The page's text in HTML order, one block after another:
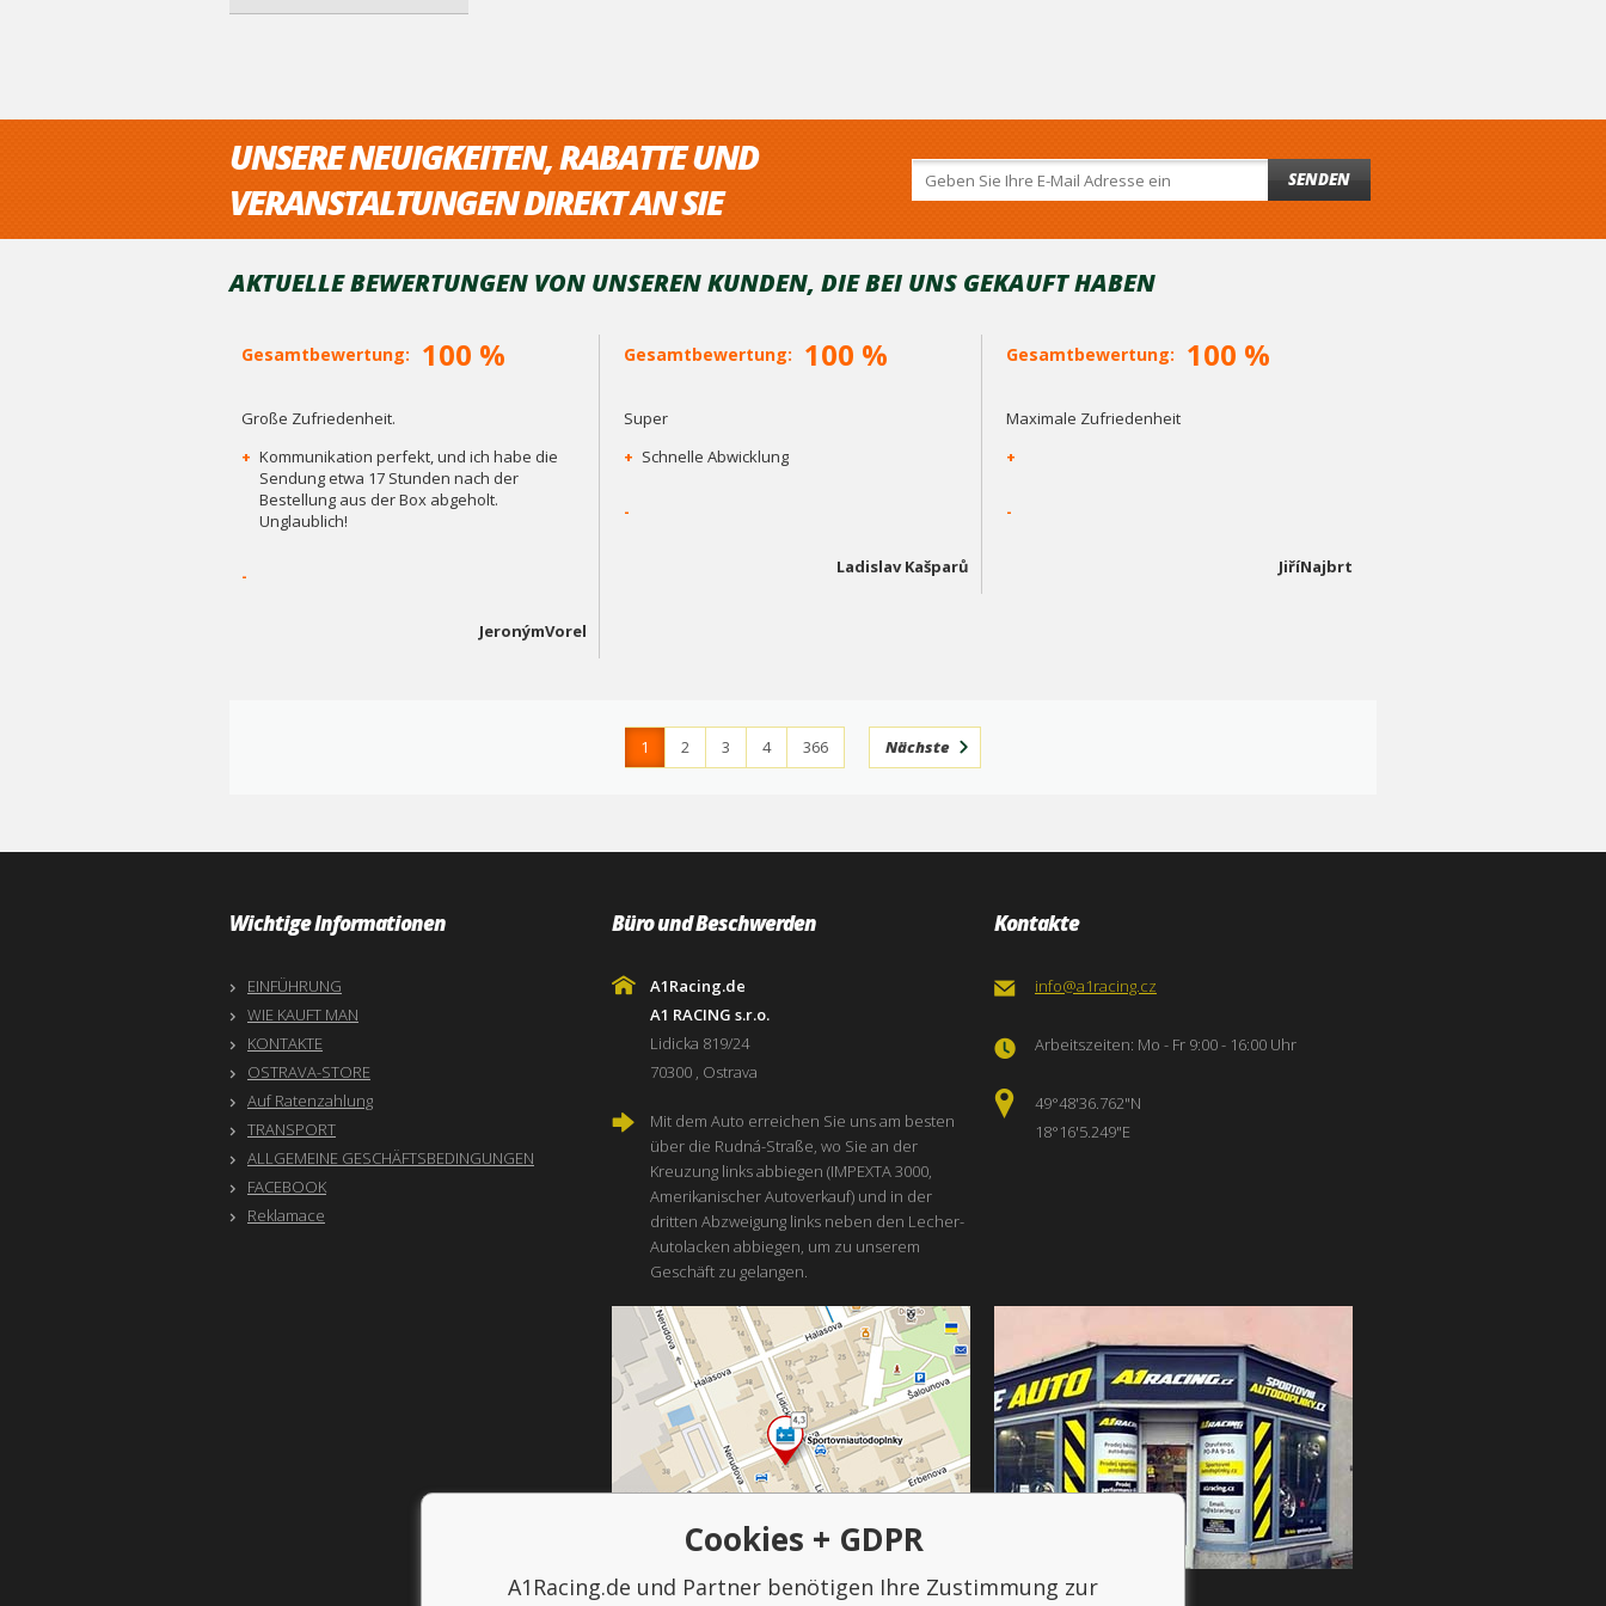
UNSERE NEUIGKEITEN, RABATTE UND
VERANSTALTUNGEN DIREKT AN SIE
SENDEN
AKTUELLE BEWERTUNGEN VON UNSEREN KUNDEN, DIE BEI ​​UNS GEKAUFT HABEN
Gesamtbewertung: 100 %
Große Zufriedenheit.
+ Kommunikation perfekt, und ich habe die
Sendung etwa 17 Stunden nach der
Bestellung aus der Box abgeholt.
Unglaublich!
-
JeronýmVorel
Gesamtbewertung: 100 %
Super
+ Schnelle Abwicklung
-
Ladislav Kašparů
Gesamtbewertung: 100 %
Maximale Zufriedenheit
+
-
JiříNajbrt
1 2 3 4 366 Nächste
Wichtige Informationen
EINFÜHRUNG
WIE KAUFT MAN
KONTAKTE
OSTRAVA-STORE
Auf Ratenzahlung
TRANSPORT
ALLGEMEINE GESCHÄFTSBEDINGUNGEN
FACEBOOK
Reklamace
Büro und Beschwerden
A1Racing.de
A1 RACING s.r.o.
Lidicka 819/24
70300 , Ostrava
Mit dem Auto erreichen Sie uns am besten
über die Rudná-Straße, wo Sie an der
Kreuzung links abbiegen (IMPEXTA 3000,
Amerikanischer Autoverkauf) und in der
dritten Abzweigung links neben den Lecher-
Autolacken abbiegen, um zu unserem
Geschäft zu gelangen.
Kontakte
info@a1racing.cz
Arbeitszeiten: Mo - Fr 9:00 - 16:00 Uhr
49°48'36.762"N
18°16'5.249"E
Cookies + GDPR
A1Racing.de und Partner benötigen Ihre Zustimmung zur